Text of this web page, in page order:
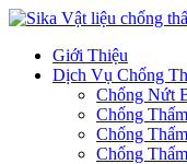
Giới Thiệu
Dịch Vụ Chống
Chống Nứt
Chống
Chống
Chống